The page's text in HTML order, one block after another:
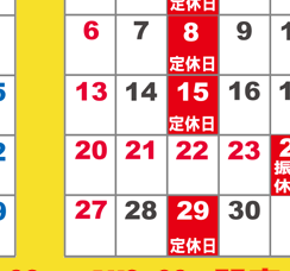
りいただけます。
！
せ。